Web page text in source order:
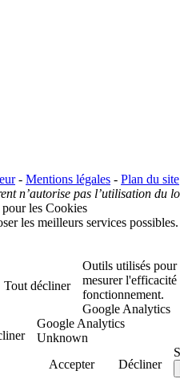
- Mentions légales - Plan du site
n’autorise pas l’utilisation du
les Cookies
les meilleurs services
Tout décliner
Outils utilisés pour
mesurer
fonctionnement.
Google Analytics
Google Analytics
Unknown
Accepter
Décliner